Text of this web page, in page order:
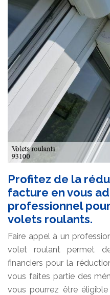
Profitez de la
facture en vous
professionnel
volets roulants.
Faire appel à un
volet roulant permet
financiers pour la
vous faites partie des
vous pourrez être éligible